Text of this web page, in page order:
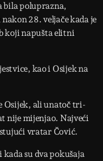
bila poluprazna,
28. veljače kada je
koji napušta elitni
kao i Osijek na
Osijek, ali unatoč tri-
nije mijenjao. Najveći
vratar Čović.
su dva pokušaja